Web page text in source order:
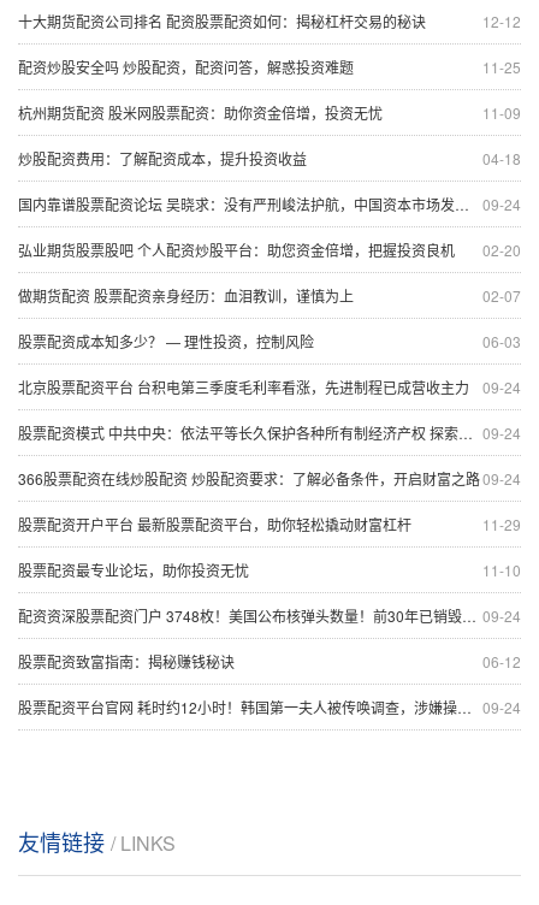
12-12
十大期货配资公司排名 配资股票配资如何：揭秘杠杆交易的秘诀
11-25
配资炒股安全吗 炒股配资，配资问答，解惑投资难题
11-09
杭州期货配资 股米网股票配资：助你资金倍增，投资无忧
04-18
炒股配资费用：了解配资成本，提升投资收益
09-24
国内靠谱股票配资论坛 吴晓求：没有严刑峻法护航，中国资本市场发展很难成功
02-20
弘业期货股票股吧 个人配资炒股平台：助您资金倍增，把握投资良机
02-07
做期货配资 股票配资亲身经历：血泪教训，谨慎为上
06-03
股票配资成本知多少？ — 理性投资，控制风险
09-24
北京股票配资平台 台积电第三季度毛利率看涨，先进制程已成营收主力
09-24
股票配资模式 中共中央：依法平等长久保护各种所有制经济产权 探索建立个人破产制度
09-24
366股票配资在线炒股配资 炒股配资要求：了解必备条件，开启财富之路
11-29
股票配资开户平台 最新股票配资平台，助你轻松撬动财富杠杆
11-10
股票配资最专业论坛，助你投资无忧
09-24
配资资深股票配资门户 3748枚！美国公布核弹头数量！前30年已销毁1.2万枚
06-12
股票配资致富指南：揭秘赚钱秘诀
09-24
股票配资平台官网 耗时约12小时！韩国第一夫人被传唤调查，涉嫌操纵股价和收受名牌包，尹锡悦曾称：这是“政治阴谋”
友情链接 / LINKS